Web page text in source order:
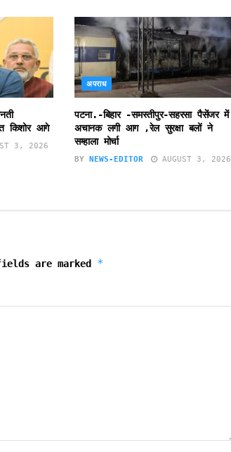
किशोर आगे
3, 2026
अपराध
पटना.-बिहार -समस्तीपुर-सहरसा पैसेंजर में
अचानक लगी आग ,रेल सुरक्षा बलों ने
सम्हाला मोर्चा
BY NEWS-EDITOR AUGUST 3, 2026
are marked *